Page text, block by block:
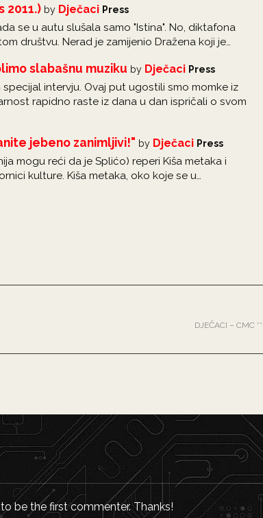
2011.) by Dječaci Press
se u autu slušala samo "Istina". No, diktafona
društvu. Nerad je zamijenio Dražena koji je…
slabašnu muziku by Dječaci Press
intervju. Ovaj put ugostili smo momke iz
rapidno raste iz dana u dan ispričali o svom
jebeno zanimljivi!" by Dječaci Press
mogu reći da je Splićo) reperi Kiša metaka i
kulture. Kiša metaka, oko koje se u…
DJEČACI – CMC
be the first commenter. Thanks!